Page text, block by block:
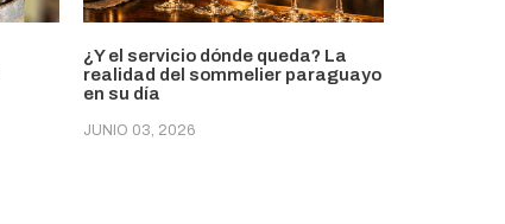
¿Y el servicio dónde queda? La
realidad del sommelier paraguayo
en su día
JUNIO 03, 2026